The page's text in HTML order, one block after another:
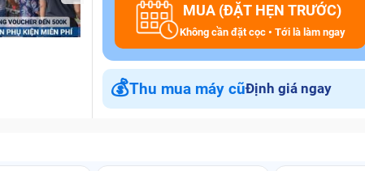
MUA (ĐẶT HẸN TRƯỚC)
Không cần đặt cọc • Tới là làm ngay
💰Thu mua máy cũĐịnh giá ngay